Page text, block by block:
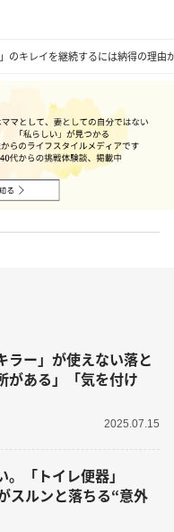
のキレイを継続するには納得の理
ラー」が使えない落と
がある」「気を付け
2025.07.15
「トイレ便器」
スルンと落ちる“意外